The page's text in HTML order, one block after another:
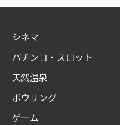
シネマ
パチンコ・スロット
天然温泉
ボウリング
ゲーム